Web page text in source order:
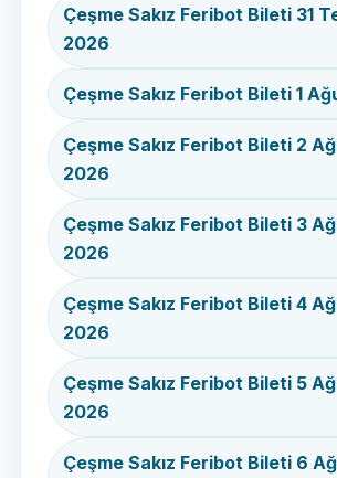
Çeşme Sakız Feribot Bileti 31
2026
Çeşme Sakız Feribot Bileti 1
Çeşme Sakız Feribot Bileti 2
2026
Çeşme Sakız Feribot Bileti 3
2026
Çeşme Sakız Feribot Bileti 4
2026
Çeşme Sakız Feribot Bileti 5
2026
Çeşme Sakız Feribot Bileti 6